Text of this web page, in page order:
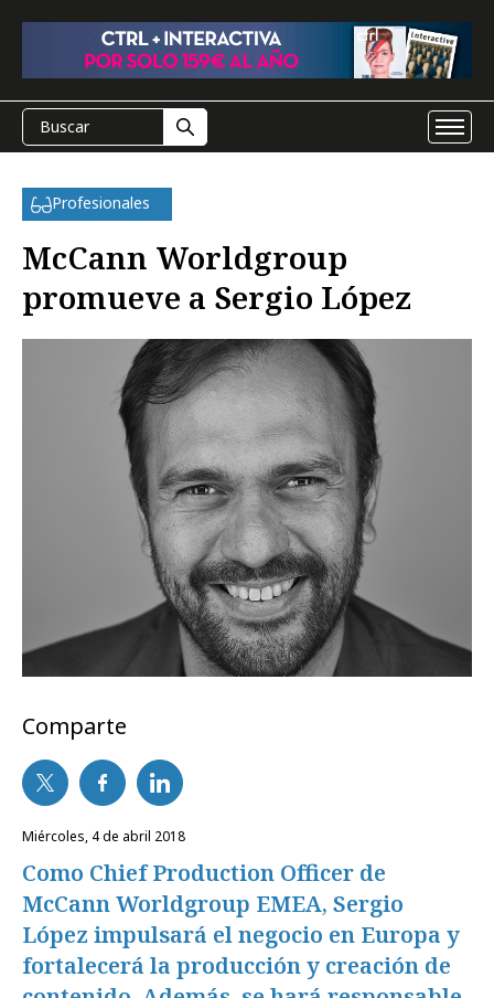
Profesionales
McCann Worldgroup
promueve a Sergio López
Comparte
miércoles, 4 de abril 2018
Como Chief Production Officer de
McCann Worldgroup EMEA, Sergio
López impulsará el negocio en Europa y
fortalecerá la producción y creación de